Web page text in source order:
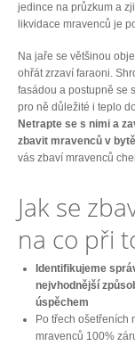
jedince na průzkum a
likvidace mravenců je
Na jaře se většinou
ohřát zrzaví faraoni.
fasádou a postupně se
pro ně důležité i teplo
Netrapte se s nimi a
zbavit mravenců v
vás zbaví mravenců
Jak se
na co při
Identifikujeme
nejvhodnější
úspěchem
Po třech ošetřeních
mravenců 100%